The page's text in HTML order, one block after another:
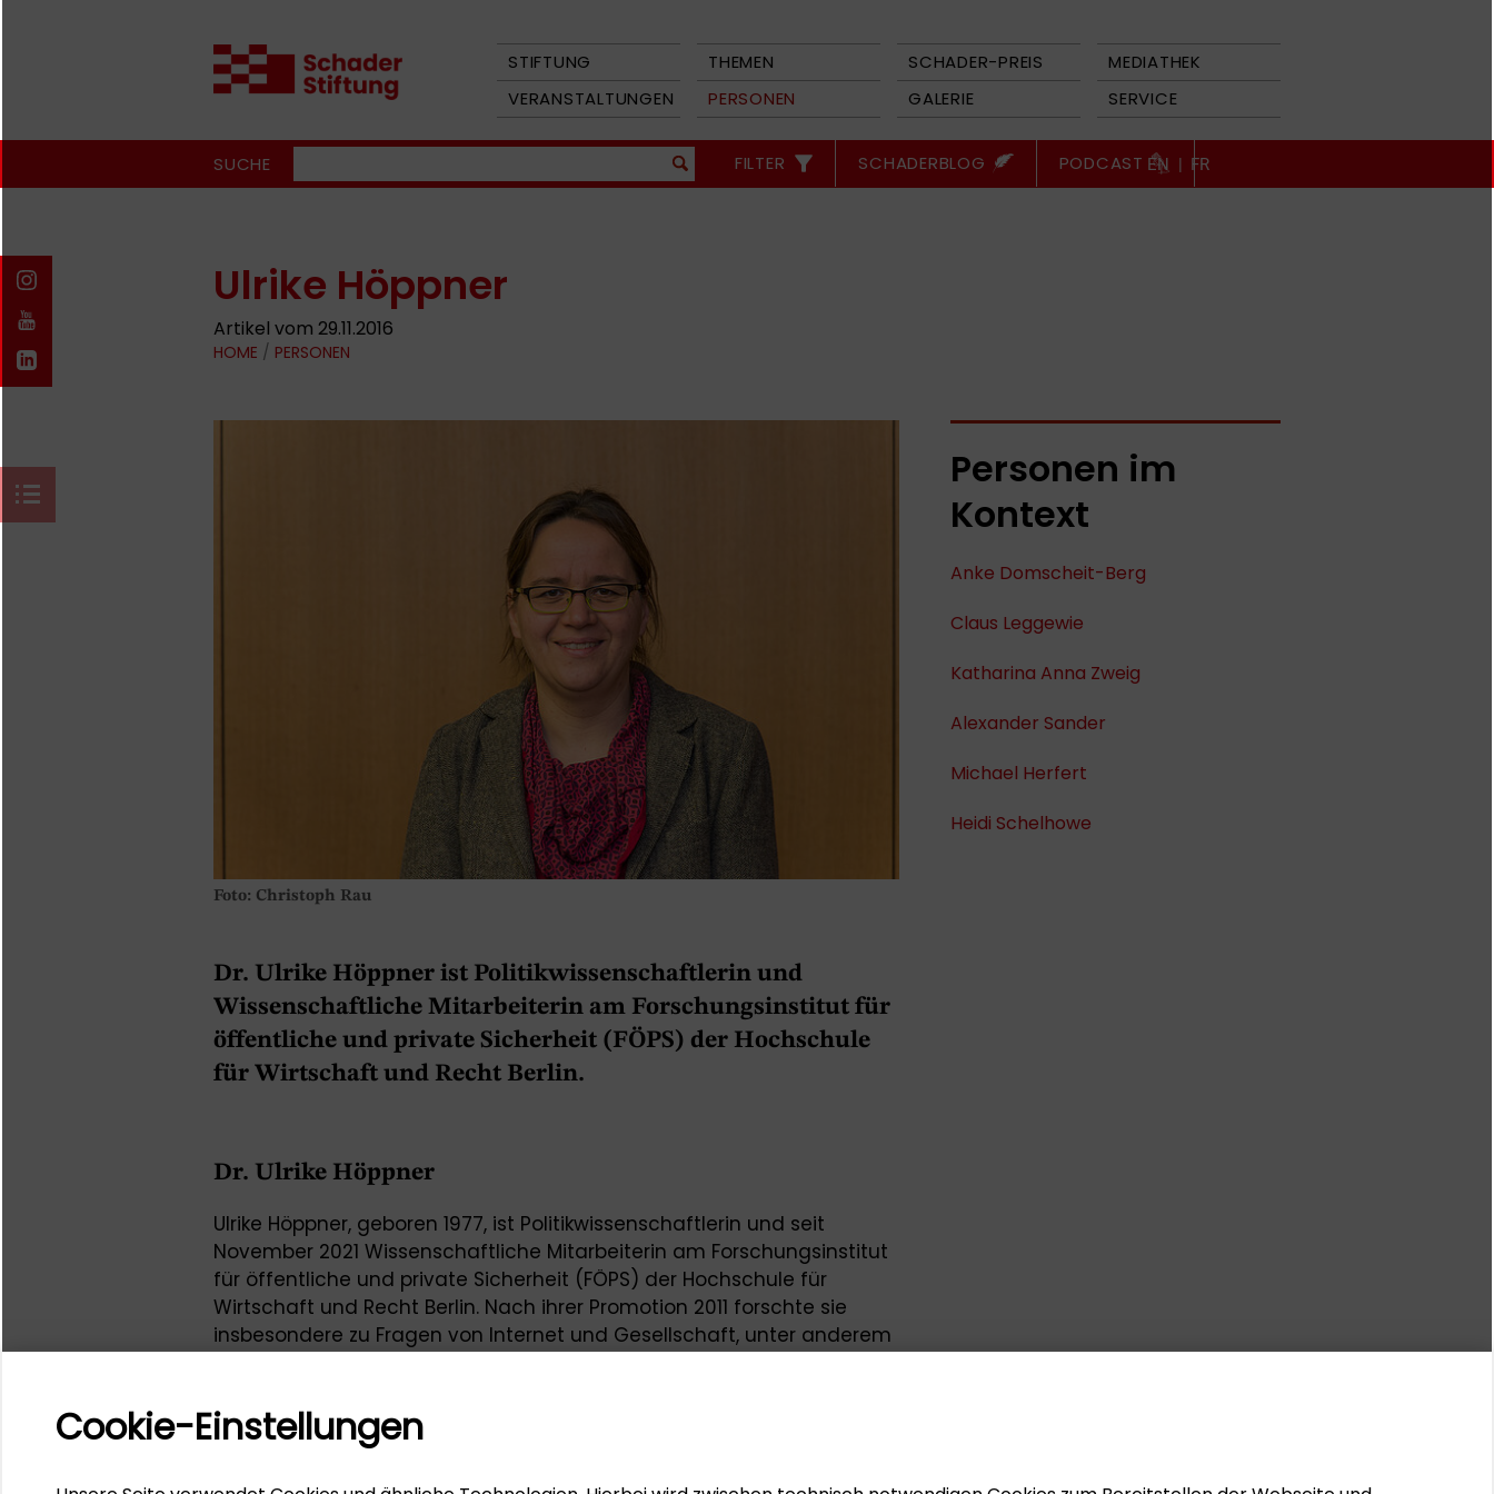
STIFTUNG THEMEN SCHADER-PREIS
MEDIATHEK
VERANSTALTUNGEN
PERSONEN GALERIE SERVICE
SUCHE FILTER SCHADERBLOG PODCAST EN | FR
Ulrike Höppner
Artikel vom 29.11.2016
HOME / PERSONEN
Foto: Christoph Rau
Dr. Ulrike Höppner ist Politikwissenschaftlerin und
Wissenschaftliche Mitarbeiterin am Forschungsinstitut für
öffentliche und private Sicherheit (FÖPS) der Hochschule
für Wirtschaft und Recht Berlin.
Dr. Ulrike Höppner
Ulrike Höppner, geboren 1977, ist Politikwissenschaftlerin und seit
November 2021 Wissenschaftliche Mitarbeiterin am Forschungsinstitut
für öffentliche und private Sicherheit (FÖPS) der Hochschule für
Wirtschaft und Recht Berlin. Nach ihrer Promotion 2011 forschte sie
insbesondere zu Fragen von Internet und Gesellschaft, unter anderem
Berlin und an der Goethe-Universität in Frankfurt am Main. Sie lehrt
zudem an verschiedenen Universitäten.
Personen im
Kontext
Anke Domscheit-Berg
Claus Leggewie
Katharina Anna Zweig
Alexander Sander
Michael Herfert
Heidi Schelhowe
Cookie-Einstellungen